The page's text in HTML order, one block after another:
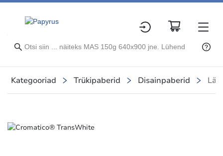
Kategooriad Trükipaberid Disainpaberid
Slide 1 of 1